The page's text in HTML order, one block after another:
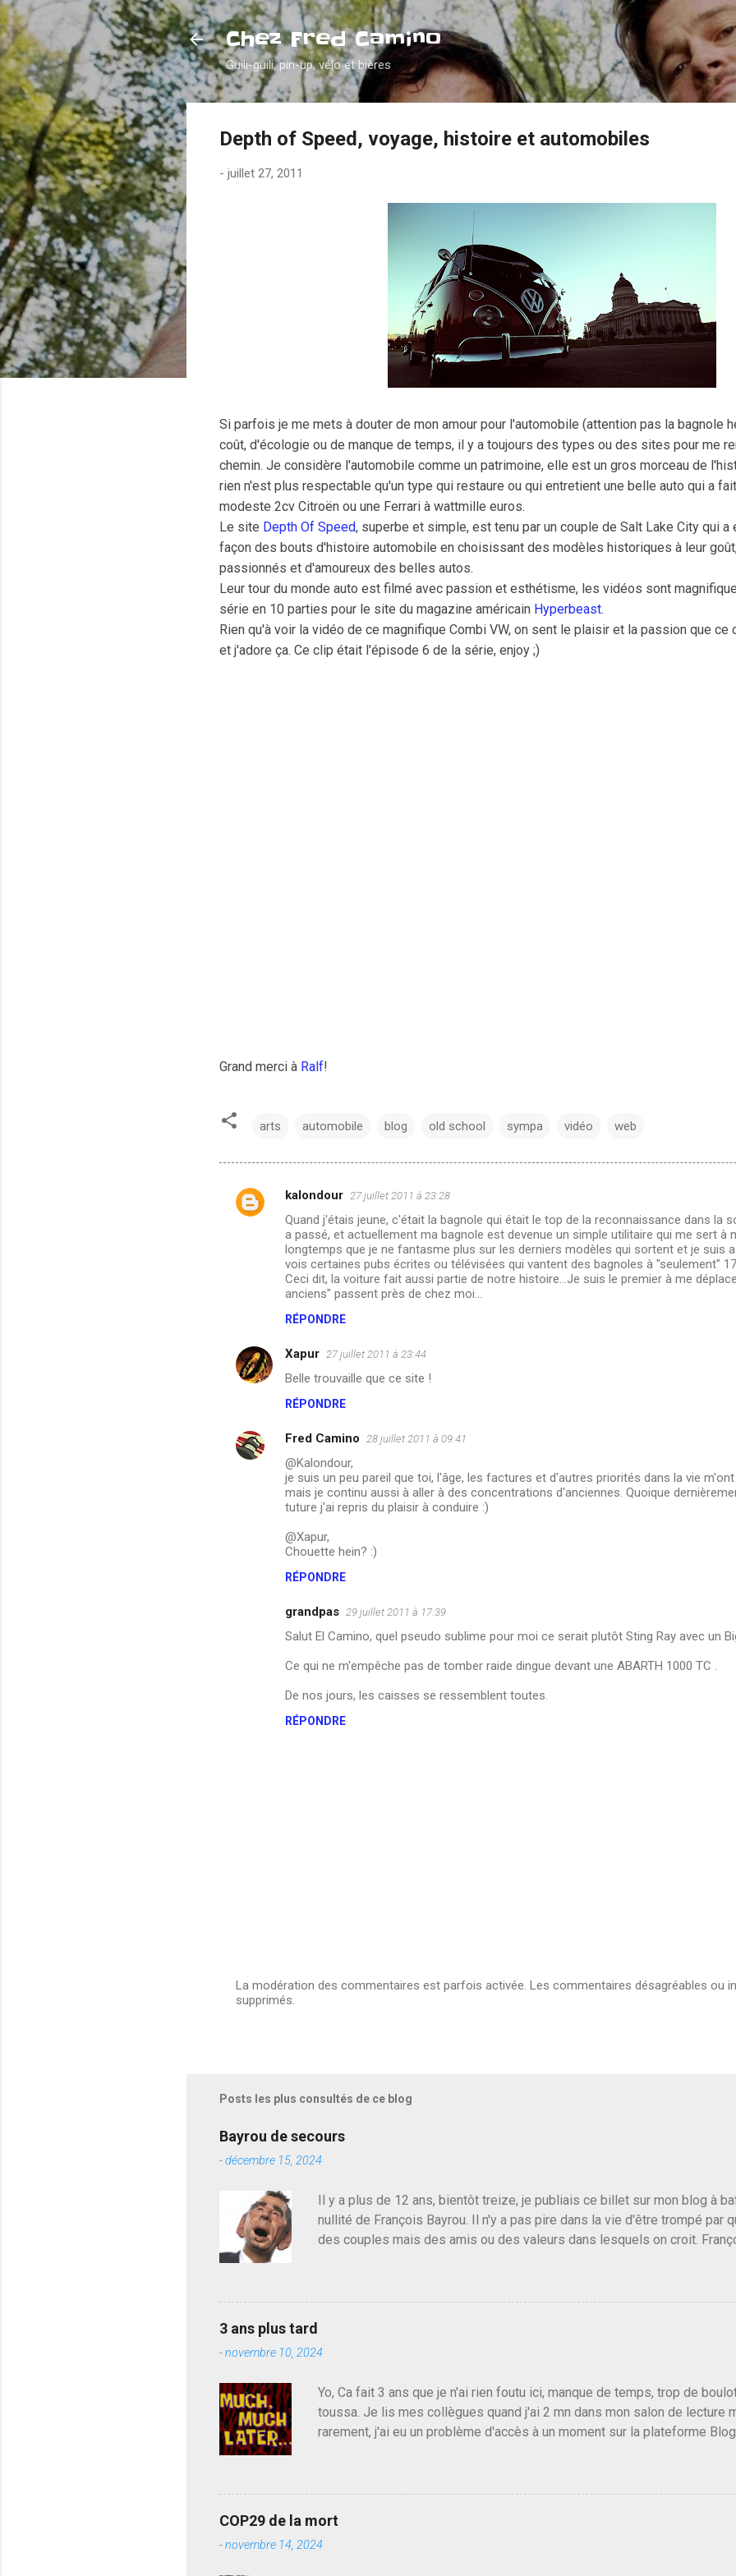
Accéder au contenu principal
Chez Fred Camino
Guili-guili, pin-up, vélo et bières
Depth of Speed, voyage, histoire et automobiles
- juillet 27, 2011
Si parfois je me mets à douter de mon amour pour l'automobile (attention pas la bagnole
coût, d'écologie ou de manque de temps, il y a toujours des types ou des sites pour me
chemin. Je considère l'automobile comme un patrimoine, elle est un gros morceau de
rien n'est plus respectable qu'un type qui restaure ou qui entretient une belle auto qui a
modeste 2cv Citroën ou une Ferrari à wattmille euros.
Le site Depth Of Speed, superbe et simple, est tenu par un couple de Salt Lake City qui a
façon des bouts d'histoire automobile en choisissant des modèles historiques à leur
passionnés et d'amoureux des belles autos.
Leur tour du monde auto est filmé avec passion et esthétisme, les vidéos sont
série en 10 parties pour le site du magazine américain Hyperbeast.
Rien qu'à voir la vidéo de ce magnifique Combi VW, on sent le plaisir et la passion que ce
et j'adore ça. Ce clip était l'épisode 6 de la série, enjoy ;)
Grand merci à Ralf!
arts automobile blog old school sympa vidéo web
C
a
e
s
kalondour 27 juillet 2011 à 23:28
Quand j'étais jeune, c'était la bagnole qui était le top de la reconnaissance dans la
a passé, et actuellement ma bagnole est devenue un simple utilitaire qui me sert à
longtemps que je ne fantasme plus sur les derniers modèles qui sortent et je suis
vois certaines pubs écrites ou télévisées qui vantent des bagnoles à "seulement"
Ceci dit, la voiture fait aussi partie de notre histoire...Je suis le premier à me
anciens" passent près de chez moi...
RÉPONDRE
Xapur 27 juillet 2011 à 23:44
Belle trouvaille que ce site !
RÉPONDRE
Fred Camino 28 juillet 2011 à 09:41
@Kalondour,
je suis un peu pareil que toi, l'âge, les factures et d'autres priorités dans la vie
mais je continu aussi à aller à des concentrations d'anciennes. Quoique
tuture j'ai repris du plaisir à conduire :)
@Xapur,
Chouette hein? :)
RÉPONDRE
grandpas 29 juillet 2011 à 17:39
Salut El Camino, quel pseudo sublime pour moi ce serait plutôt Sting Ray avec un
Ce qui ne m'empêche pas de tomber raide dingue devant une ABARTH 1000 TC .
De nos jours, les caisses se ressemblent toutes.
RÉPONDRE
E
t
e
r
u
m
m
e
n
r
La modération des commentaires est parfois activée. Les commentaires désagréables ou
supprimés.
Posts les plus consultés de ce blog
Bayrou de secours
-décembre 15, 2024
Il y a plus de 12 ans, bientôt treize, je publiais ce billet sur mon blog à
nullité de François Bayrou. Il n'y a pas pire dans la vie d'être trompé par
des couples mais des amis ou des valeurs dans lesquels on croit.
du centre de la gauche molle mais quand on écoutait ses discours
de l'Assemblée ou du Sénat. Ou assister au débarquement des
3 ans plus tard
-novembre 10, 2024
Yo, Ca fait 3 ans que je n'ai rien foutu ici, manque de temps, trop de
toussa. Je lis mes collègues quand j'ai 2 mn dans mon salon de lecture
rarement, j'ai eu un problème d'accès à un moment sur la plateforme
Couilles Un, Les islamistes de la religion de paix et d'amour
demandait pas plus sont un tantinet excessif . Quelque part je ne peux
vouloir, quand un attentat touche ton pays avec 1700 morts, tu as envie
COP29 de la mort
-novembre 14, 2024